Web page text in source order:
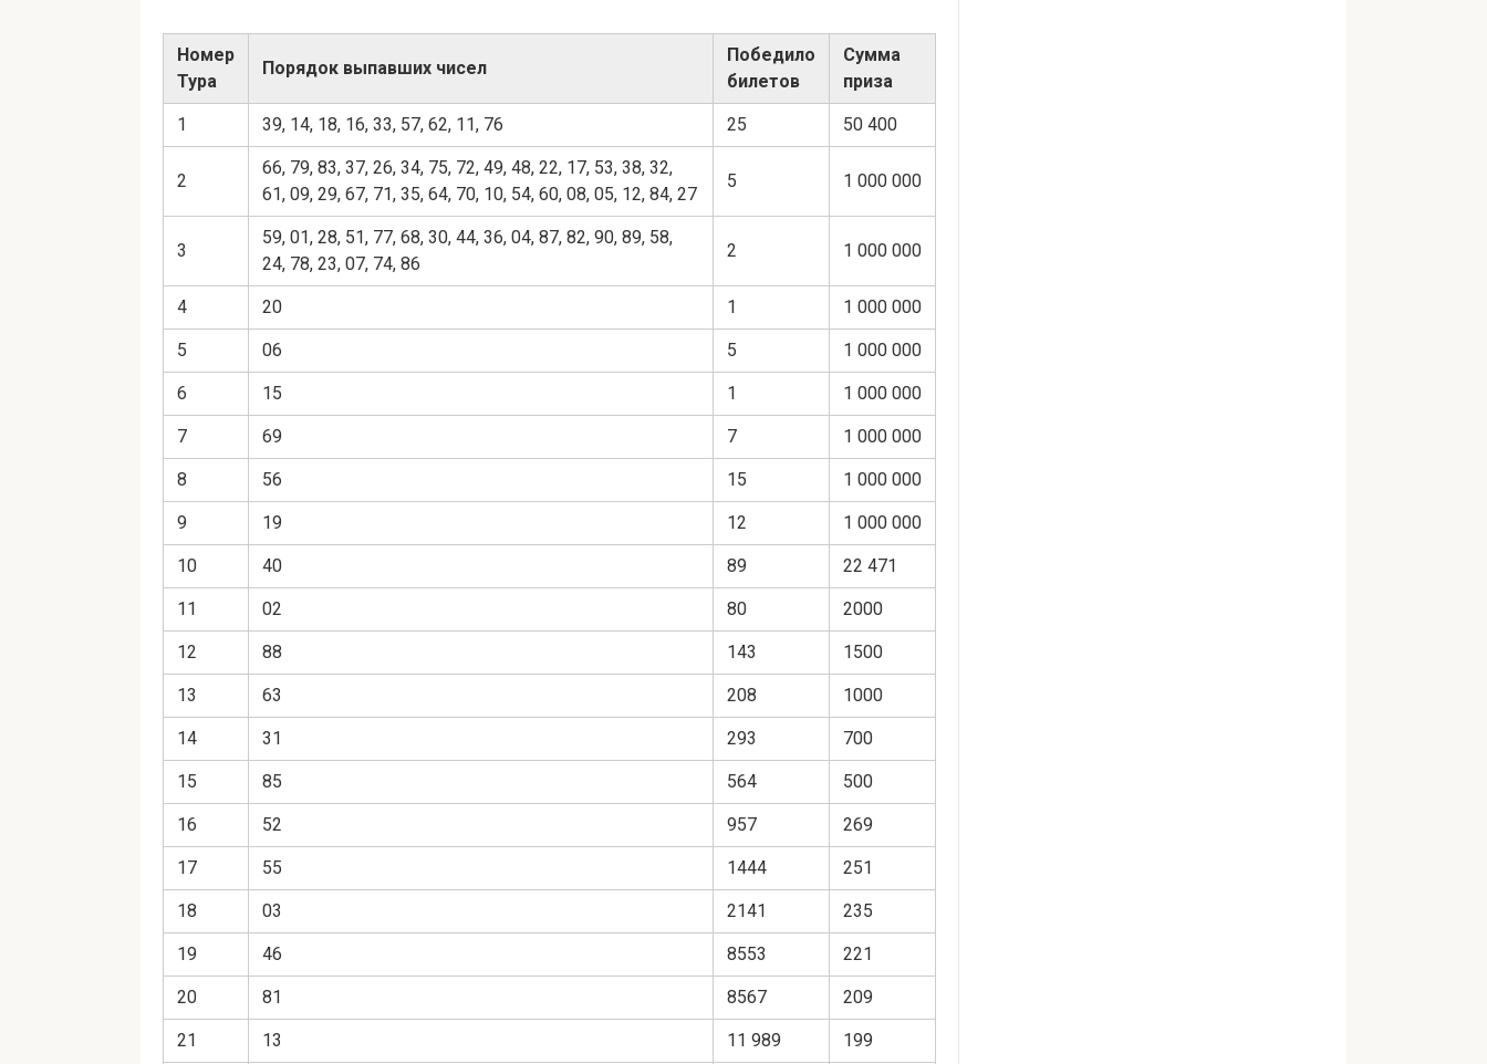
Номер
Тура
Порядок выпавших чисел
Победило
билетов
Сумма
приза
1 39, 14, 18, 16, 33, 57, 62, 11, 76 25 50 400
2
66, 79, 83, 37, 26, 34, 75, 72, 49, 48, 22, 17, 53, 38, 32,
61, 09, 29, 67, 71, 35, 64, 70, 10, 54, 60, 08, 05, 12, 84, 27
5 1 000 000
3
59, 01, 28, 51, 77, 68, 30, 44, 36, 04, 87, 82, 90, 89, 58,
24, 78, 23, 07, 74, 86
2 1 000 000
4 20 1 1 000 000
5 06 5 1 000 000
6 15 1 1 000 000
7 69 7 1 000 000
8 56 15 1 000 000
9 19 12 1 000 000
10 40 89 22 471
11 02 80 2000
12 88 143 1500
13 63 208 1000
14 31 293 700
15 85 564 500
16 52 957 269
17 55 1444 251
18 03 2141 235
19 46 8553 221
20 81 8567 209
21 13 11 989 199